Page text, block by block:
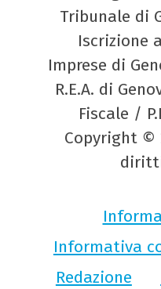
Tribunale di
Iscrizione
Imprese di
R.E.A. di
Fiscale /
Copyright ©
Informativa
Redazione